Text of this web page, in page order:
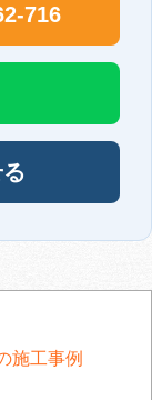
716
施工事例